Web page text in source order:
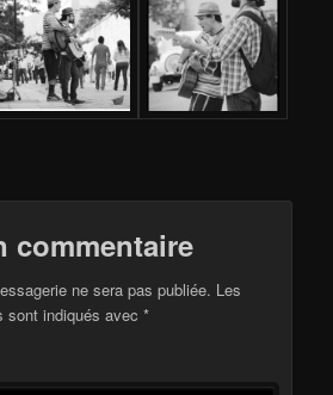
commentaire
ne sera pas publiée. Les
sont indiqués avec*